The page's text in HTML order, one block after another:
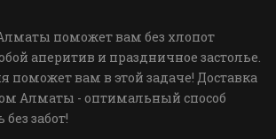
поможет вам без хлопот
аперитив и праздничное застолье.
поможет вам в этой задаче! Доставка
Алматы - оптимальный способ
забот!